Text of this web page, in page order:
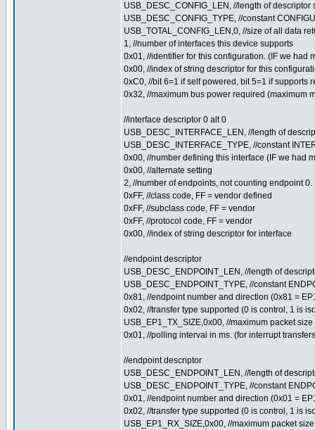
USB_DESC_CONFIG_LEN, //length of descriptor
USB_DESC_CONFIG_TYPE, //constant
USB_TOTAL_CONFIG_LEN,0, //size of all data
1, //number of interfaces this device supports
0x01, //identifier for this configuration. (IF we had
0x00, //index of string descriptor for this
0xC0, //bit 6=1 if self powered, bit 5=1 if supports
0x32, //maximum bus power required (maximum
//interface descriptor 0 alt 0
USB_DESC_INTERFACE_LEN, //length of
USB_DESC_INTERFACE_TYPE, //constant
0x00, //number defining this interface (IF we had
0x00, //alternate setting
2, //number of endpoints, not counting endpoint 0.
0xFF, //class code, FF = vendor defined
0xFF, //subclass code, FF = vendor
0xFF, //protocol code, FF = vendor
0x00, //index of string descriptor for interface
//endpoint descriptor
USB_DESC_ENDPOINT_LEN, //length of
USB_DESC_ENDPOINT_TYPE, //constant
0x81, //endpoint number and direction (0x81 =
0x02, //transfer type supported (0 is control, 1 is
USB_EP1_TX_SIZE,0x00, //maximum packet
0x01, //polling interval in ms. (for interrupt
//endpoint descriptor
USB_DESC_ENDPOINT_LEN, //length of
USB_DESC_ENDPOINT_TYPE, //constant
0x01, //endpoint number and direction (0x01 =
0x02, //transfer type supported (0 is control, 1 is
USB_EP1_RX_SIZE,0x00, //maximum packet